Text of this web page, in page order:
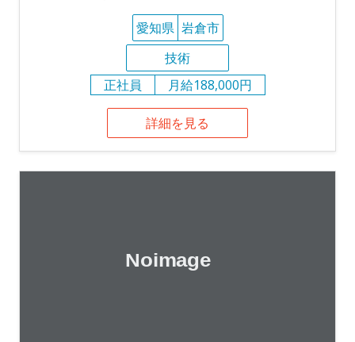
愛知県 岩倉市
技術
正社員
月給188,000円
詳細を見る